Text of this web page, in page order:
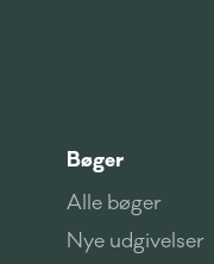
Bøger
Alle bøger
Nye udgivelser